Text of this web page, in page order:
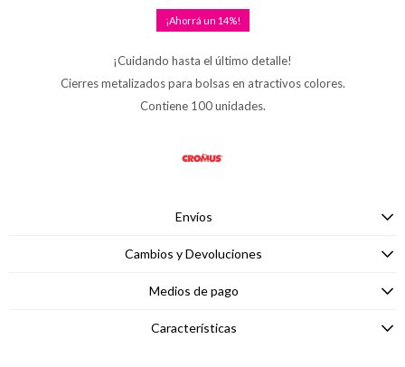
14
¡Cuidando hasta el último detalle!
Cierres metalizados para bolsas en atractivos colores.
Contiene 100 unidades.
Envíos
Cambios y Devoluciones
Medios de pago
Características